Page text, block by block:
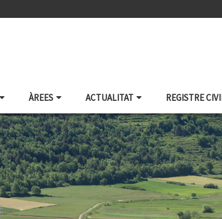
ÀREES ACTUALITAT REGISTRE